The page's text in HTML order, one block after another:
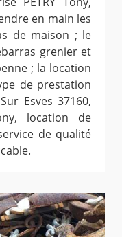
en main les
de maison ; le
grenier et
; la location
de prestation
Esves 37160,
location de
de qualité